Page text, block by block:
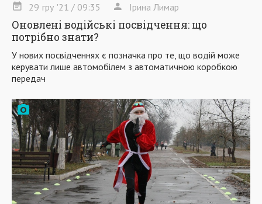
29 гру '21 / 09:35 Ірина Лимар
Оновлені водійські посвідчення: що
потрібно знати?
У нових посвідченнях є позначка про те, що водій може
керувати лише автомобілем з автоматичною коробкою
передач